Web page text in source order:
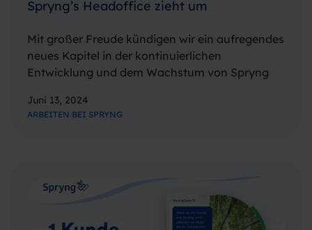
Spryng’s Headoffice zieht um
Mit großer Freude kündigen wir ein aufregendes
neues Kapitel in der kontinuierlichen
Entwicklung und dem Wachstum von Spryng
von der belebten Hannie Dankbaarpassage 20-
Juni 13, 2024
ARBEITEN BEI SPRYNG